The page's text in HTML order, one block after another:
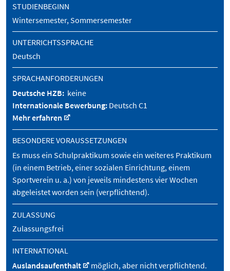
STUDIENBEGINN
Wintersemester, Sommersemester
UNTERRICHTSSPRACHE
Deutsch
SPRACHANFORDERUNGEN
Deutsche HZB: keine
Internationale Bewerbung: Deutsch C1
Mehr erfahren
BESONDERE VORAUSSETZUNGEN
Es muss ein Schulpraktikum sowie ein weiteres Praktikum
(in einem Betrieb, einer sozialen Einrichtung, einem
Sportverein u. a.) von jeweils mindestens vier Wochen
abgeleistet worden sein (verpflichtend).
ZULASSUNG
Zulassungsfrei
INTERNATIONAL
Auslandsaufenthalt
möglich, aber nicht verpflichtend.